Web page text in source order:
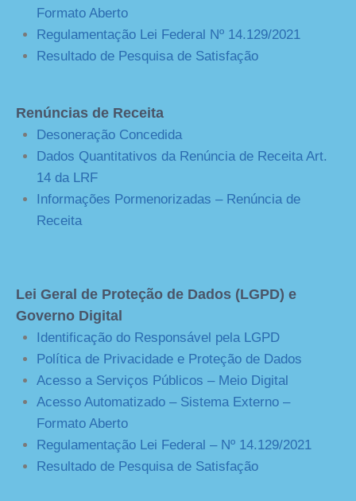
Formato Aberto
Regulamentação Lei Federal Nº 14.129/2021
Resultado de Pesquisa de Satisfação
Renúncias de Receita
Desoneração Concedida
Dados Quantitativos da Renúncia de Receita Art.
14 da LRF
Informações Pormenorizadas – Renúncia de
Receita
Lei Geral de Proteção de Dados (LGPD) e
Governo Digital
Identificação do Responsável pela LGPD
Política de Privacidade e Proteção de Dados
Acesso a Serviços Públicos – Meio Digital
Acesso Automatizado – Sistema Externo –
Formato Aberto
Regulamentação Lei Federal – Nº 14.129/2021
Resultado de Pesquisa de Satisfação